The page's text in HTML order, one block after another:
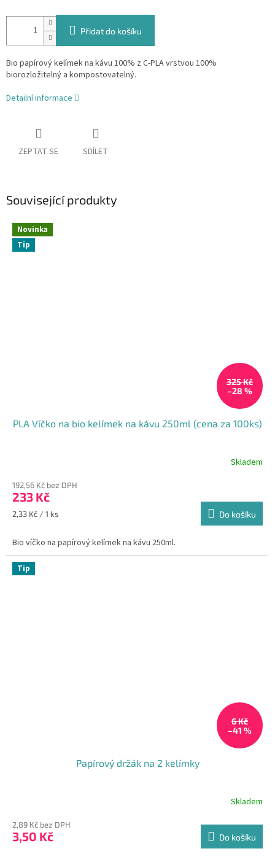
Přidat do košíku
Bio papírový kelímek na kávu 100% z C-PLA vrstvou 100%
biorozložitelný a kompostovatelný.
Detailní informace
ZEPTAT SE SDÍLET
Související produkty
Novinka
Tip
325 Kč
–28 %
PLA Víčko na bio kelímek na kávu 250ml (cena za 100ks)
Skladem
192,56 Kč bez DPH
233 Kč
Měrná
2,33 Kč / 1 ks Do košíku
Bio víčko na papírový kelímek na kávu 250ml.
Tip
6 Kč
–41 %
Papírový držák na 2 kelímky
Skladem
2,89 Kč bez DPH
3,50 Kč Do košíku